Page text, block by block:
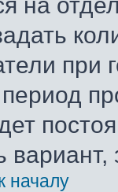
началу